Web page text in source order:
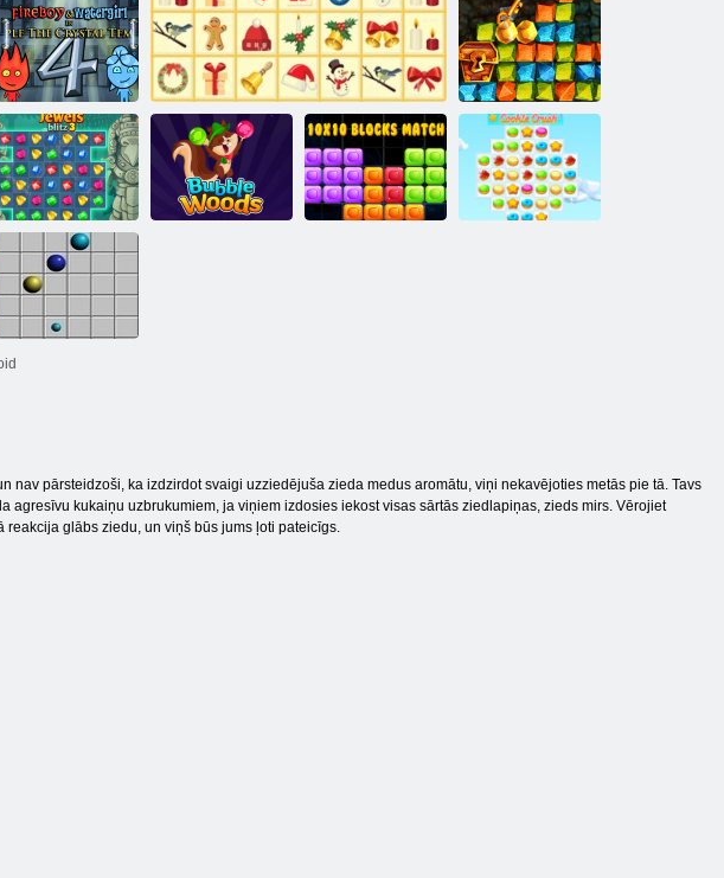
Aqua Blitz 11x11 bloki
Fireboy and
Watergirl 4:
Kristāla templis
Gold Rush
dārgumu
medības
nav pārsteidzoši, ka izdzirdot svaigi uzziedējuša zieda medus aromātu, viņi nekavējoties metās pie tā. Tavs
kukaiņu uzbrukumiem, ja viņiem izdosies iekost visas sārtās ziedlapiņas, zieds mirs. Vērojiet
glābs ziedu, un viņš būs jums ļoti pateicīgs.